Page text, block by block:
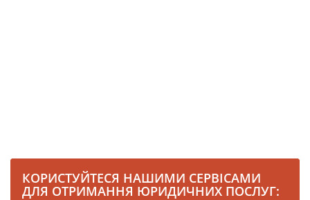
КОРИСТУЙТЕСЯ НАШИМИ СЕРВІСАМИ
ДЛЯ ОТРИМАННЯ ЮРИДИЧНИХ ПОСЛУГ: